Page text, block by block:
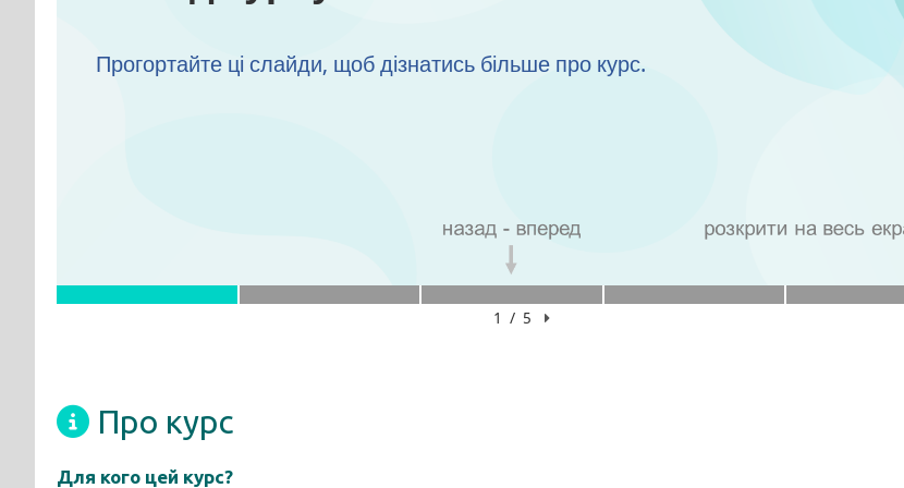
Про курс
Для кого цей курс?